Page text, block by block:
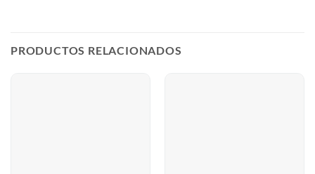
PRODUCTOS RELACIONADOS